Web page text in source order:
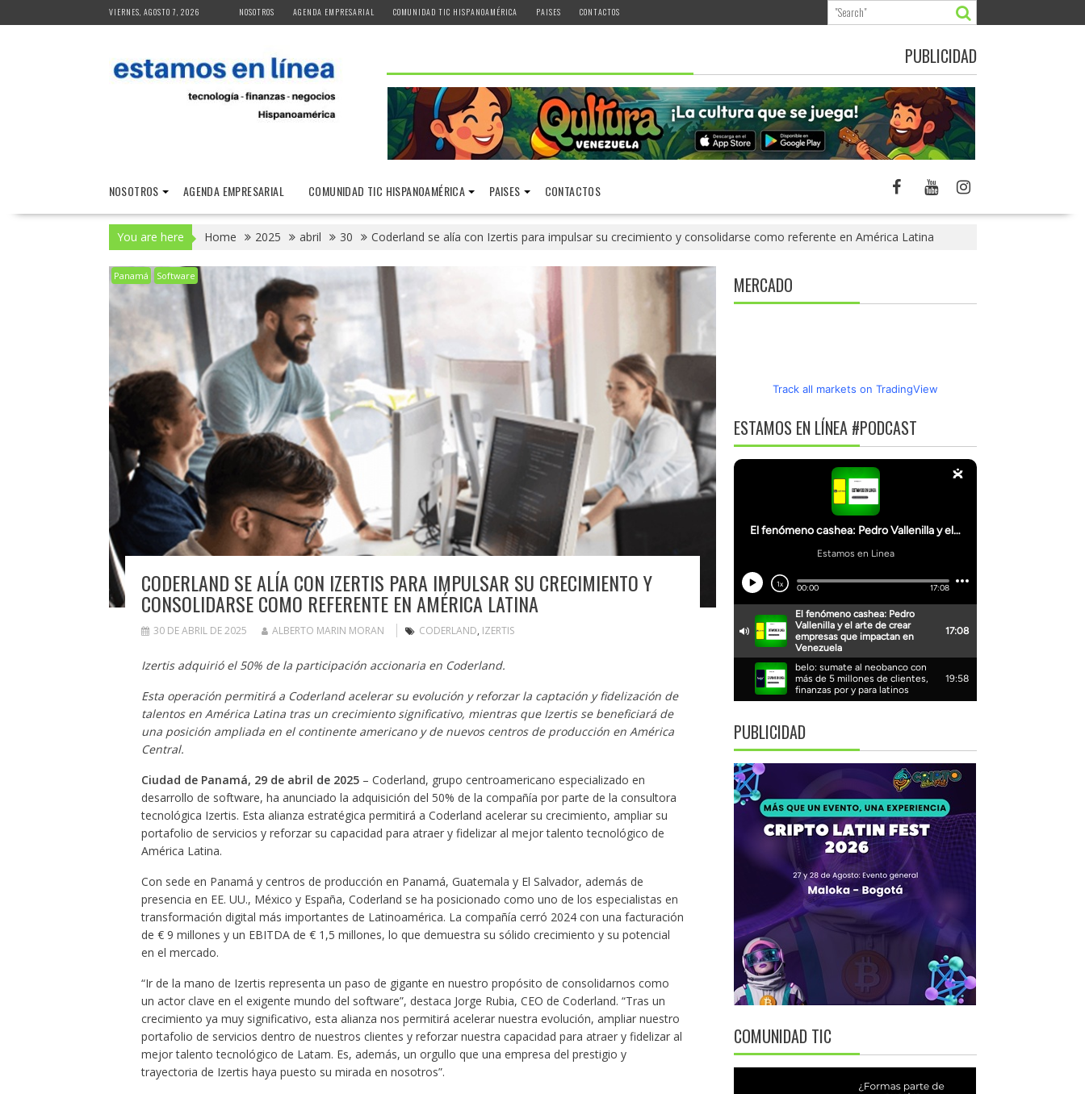
to
VIERNES, AGOSTO 7, 2026 NOSOTROS AGENDA EMPRESARIAL COMUNIDAD TIC HISPANOAMÉRICA PAISES CONTACTOS
PUBLICIDAD
NOSOTROS AGENDA EMPRESARIAL COMUNIDAD TIC HISPANOAMÉRICA PAISES CONTACTOS
You are here Home 2025 abril 30 Coderland se alía con Izertis para impulsar su crecimiento y consolidarse como referente en América Latina
Panamá Software
CODERLAND SE ALÍA CON IZERTIS PARA IMPULSAR SU CRECIMIENTO Y
CONSOLIDARSE COMO REFERENTE EN AMÉRICA LATINA
30 DE ABRIL DE 2025 ALBERTO MARIN MORAN CODERLAND, IZERTIS
Izertis adquirió el 50% de la participación accionaria en Coderland.
Esta operación permitirá a Coderland acelerar su evolución y reforzar la captación y fidelización de
talentos en América Latina tras un crecimiento significativo, mientras que Izertis se beneficiará de
una posición ampliada en el continente americano y de nuevos centros de producción en América
Central.
Ciudad de Panamá, 29 de abril de 2025 – Coderland, grupo centroamericano especializado en
desarrollo de software, ha anunciado la adquisición del 50% de la compañía por parte de la consultora
tecnológica Izertis. Esta alianza estratégica permitirá a Coderland acelerar su crecimiento, ampliar su
portafolio de servicios y reforzar su capacidad para atraer y fidelizar al mejor talento tecnológico de
América Latina.
Con sede en Panamá y centros de producción en Panamá, Guatemala y El Salvador, además de
presencia en EE. UU., México y España, Coderland se ha posicionado como uno de los especialistas en
transformación digital más importantes de Latinoamérica. La compañía cerró 2024 con una facturación
de € 9 millones y un EBITDA de € 1,5 millones, lo que demuestra su sólido crecimiento y su potencial
en el mercado.
“Ir de la mano de Izertis representa un paso de gigante en nuestro propósito de consolidarnos como
un actor clave en el exigente mundo del software”, destaca Jorge Rubia, CEO de Coderland. “Tras un
crecimiento ya muy significativo, esta alianza nos permitirá acelerar nuestra evolución, ampliar nuestro
portafolio de servicios dentro de nuestros clientes y reforzar nuestra capacidad para atraer y fidelizar al
mejor talento tecnológico de Latam. Es, además, un orgullo que una empresa del prestigio y
trayectoria de Izertis haya puesto su mirada en nosotros”.
MERCADO
Track all markets on TradingView
ESTAMOS EN LÍNEA #PODCAST
PUBLICIDAD
COMUNIDAD TIC